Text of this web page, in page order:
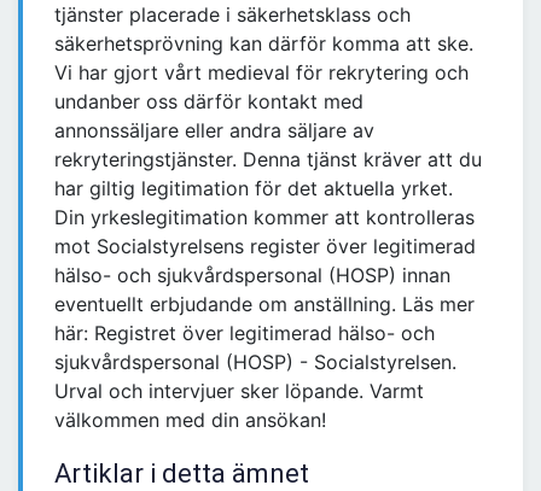
tjänster placerade i säkerhetsklass och
säkerhetsprövning kan därför komma att ske.
Vi har gjort vårt medieval för rekrytering och
undanber oss därför kontakt med
annonssäljare eller andra säljare av
rekryteringstjänster. Denna tjänst kräver att du
har giltig legitimation för det aktuella yrket.
Din yrkeslegitimation kommer att kontrolleras
mot Socialstyrelsens register över legitimerad
hälso- och sjukvårdspersonal (HOSP) innan
eventuellt erbjudande om anställning. Läs mer
här: Registret över legitimerad hälso- och
sjukvårdspersonal (HOSP) - Socialstyrelsen.
Urval och intervjuer sker löpande. Varmt
välkommen med din ansökan!
Artiklar i detta ämnet